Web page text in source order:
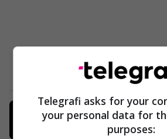
Shiu vështirëson
rrugët e
Prishtina 21/05/2018
Telegrafi asks for your
your personal data for
purposes: